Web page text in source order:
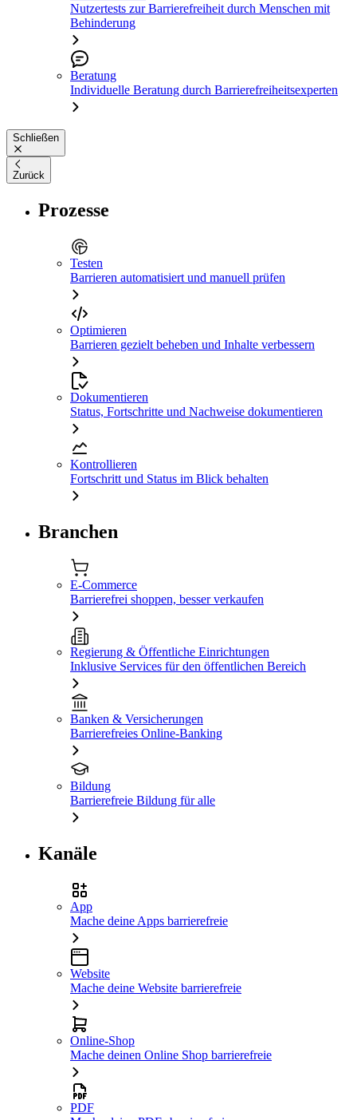
Nutzertests zur Barrierefreiheit durch Menschen mit
Behinderung
Beratung
Individuelle Beratung durch Barrierefreiheitsexperten
Schließen
Zurück
Prozesse
Testen
Barrieren automatisiert und manuell prüfen
Optimieren
Barrieren gezielt beheben und Inhalte verbessern
Dokumentieren
Status, Fortschritte und Nachweise dokumentieren
Kontrollieren
Fortschritt und Status im Blick behalten
Branchen
E-Commerce
Barrierefrei shoppen, besser verkaufen
Regierung & Öffentliche Einrichtungen
Inklusive Services für den öffentlichen Bereich
Banken & Versicherungen
Barrierefreies Online-Banking
Bildung
Barrierefreie Bildung für alle
Kanäle
App
Mache deine Apps barrierefreie
Website
Mache deine Website barrierefreie
Online-Shop
Mache deinen Online Shop barrierefreie
PDF